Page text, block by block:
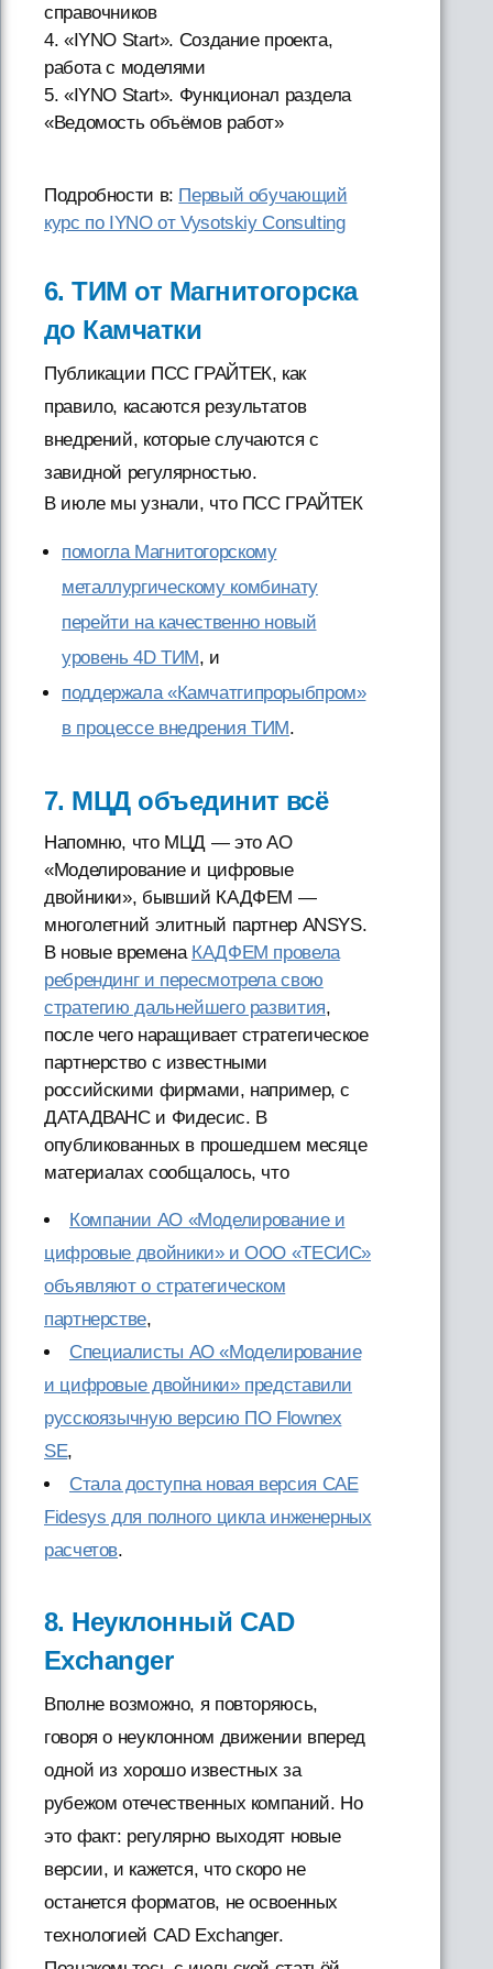
справочников
4. «IYNO Start». Создание проекта,
работа с моделями
5. «IYNO Start». Функционал раздела
«Ведомость объёмов работ»
Подробности в: Первый обучающий
курс по IYNO от Vysotskiy Consulting
6. ТИМ от Магнитогорска
до Камчатки
Публикации ПСС ГРАЙТЕК, как
правило, касаются результатов
внедрений, которые случаются с
завидной регулярностью.
В июле мы узнали, что ПСС ГРАЙТЕК
помогла Магнитогорскому
металлургическому комбинату
перейти на качественно новый
уровень 4D ТИМ, и
поддержала «Камчатгипрорыбпром»
в процессе внедрения ТИМ.
7. МЦД объединит всё
Напомню, что МЦД — это АО
«Моделирование и цифровые
двойники», бывший КАДФЕМ —
многолетний элитный партнер ANSYS.
В новые времена КАДФЕМ провела
ребрендинг и пересмотрела свою
стратегию дальнейшего развития,
после чего наращивает стратегическое
партнерство с известными
российскими фирмами, например, с
ДАТАДВАНС и Фидесис. В
опубликованных в прошедшем месяце
материалах сообщалось, что
Компании АО «Моделирование и
цифровые двойники» и ООО «ТЕСИС»
объявляют о стратегическом
партнерстве,
Специалисты АО «Моделирование
и цифровые двойники» представили
русскоязычную версию ПО Flownex
SE,
Стала доступна новая версия CAE
Fidesys для полного цикла инженерных
расчетов.
8. Неуклонный CAD
Exchanger
Вполне возможно, я повторяюсь,
говоря о неуклонном движении вперед
одной из хорошо известных за
рубежом отечественных компаний. Но
это факт: регулярно выходят новые
версии, и кажется, что скоро не
останется форматов, не освоенных
технологией CAD Exchanger.